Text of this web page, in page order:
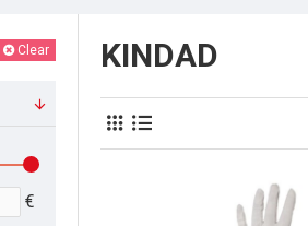
Clear
€
KINDAD